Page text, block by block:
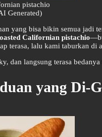
pistachio
Generated)
yang bisa bikin semua jadi
Californian pistachio
terasa, lalu kami taburkan di
dan langsung terasa
yang Di-